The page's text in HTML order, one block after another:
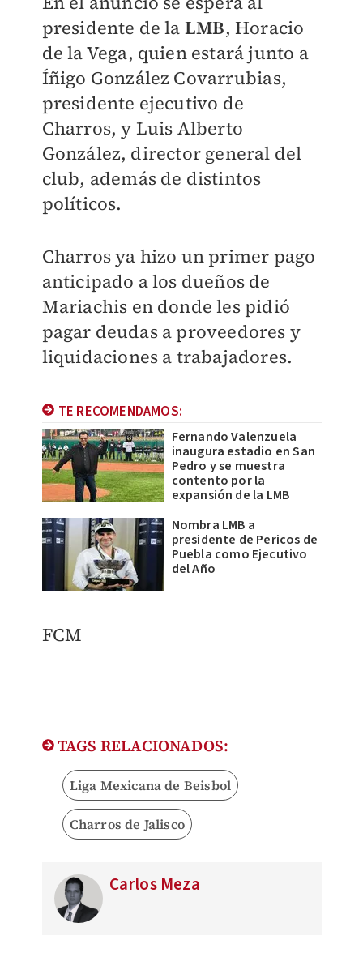
presidente de la LMB, Horacio
de la Vega, quien estará junto a
Íñigo González Covarrubias,
presidente ejecutivo de
Charros, y Luis Alberto
González, director general del
club, además de distintos
políticos.
Charros ya hizo un primer pago
anticipado a los dueños de
Mariachis en donde les pidió
pagar deudas a proveedores y
liquidaciones a trabajadores.
TE RECOMENDAMOS:
Fernando Valenzuela
inaugura estadio en San
Pedro y se muestra
contento por la
expansión de la LMB
Nombra LMB a
presidente de Pericos de
Puebla como Ejecutivo
del Año
FCM
TAGS RELACIONADOS:
Liga Mexicana de Beisbol
Charros de Jalisco
Carlos Meza